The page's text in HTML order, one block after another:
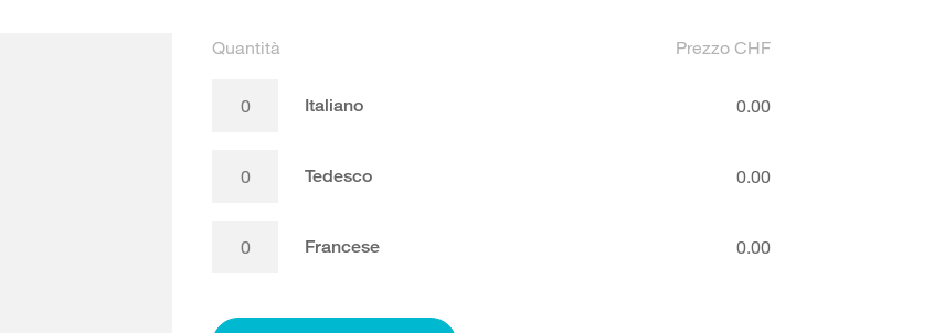
Quantità Prezzo CHF
Italiano 0.00
Tedesco 0.00
Francese 0.00